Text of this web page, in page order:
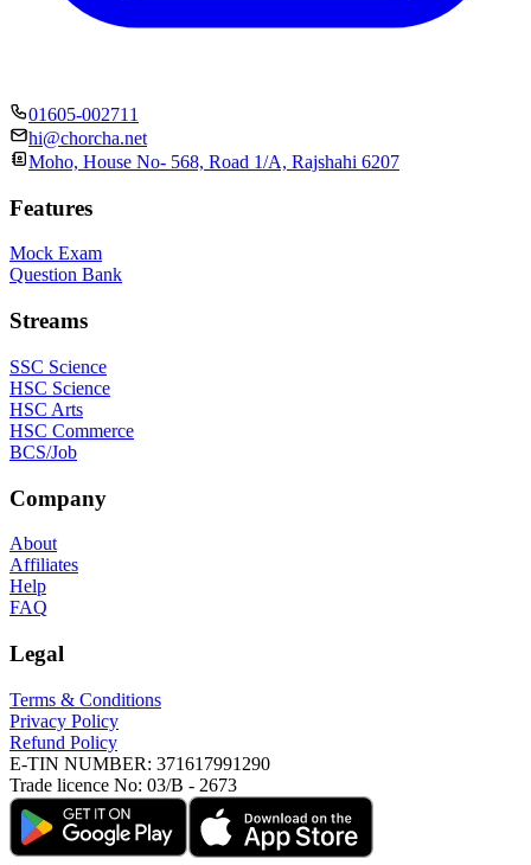
01605-002711
hi@chorcha.net
Moho, House No- 568, Road 1/A, Rajshahi 6207
Features
Mock Exam
Question Bank
Streams
SSC Science
HSC Science
HSC Arts
HSC Commerce
BCS/Job
Company
About
Affiliates
Help
FAQ
Legal
Terms & Conditions
Privacy Policy
Refund Policy
E-TIN NUMBER: 371617991290
Trade licence No: 03/B - 2673